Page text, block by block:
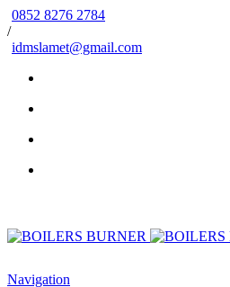
0852 8276 2784
/
idmslamet@gmail.com
Navigation